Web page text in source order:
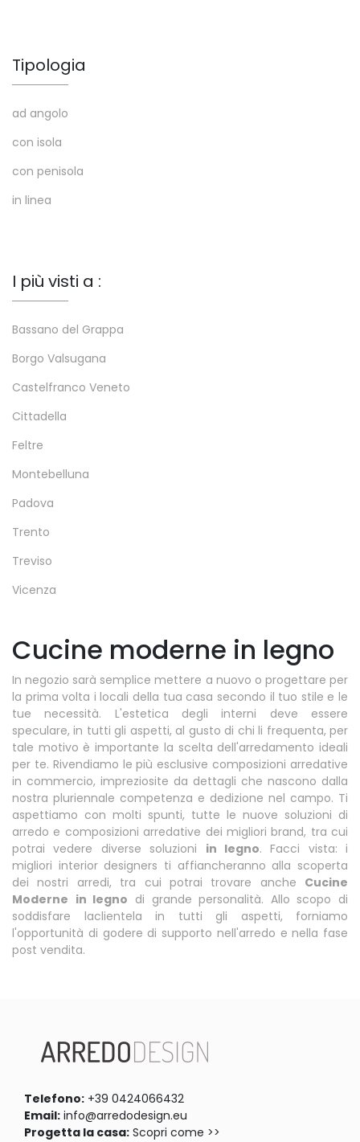
Tipologia
ad angolo
con isola
con penisola
in linea
I più visti a :
Bassano del Grappa
Borgo Valsugana
Castelfranco Veneto
Cittadella
Feltre
Montebelluna
Padova
Trento
Treviso
Vicenza
Cucine moderne in legno
In negozio sarà semplice mettere a nuovo o progettare per
la prima volta i locali della tua casa secondo il tuo stile e le
tue necessità. L'estetica degli interni deve essere
speculare, in tutti gli aspetti, al gusto di chi li frequenta, per
tale motivo è importante la scelta dell'arredamento ideali
per te. Rivendiamo le più esclusive composizioni arredative
in commercio, impreziosite da dettagli che nascono dalla
nostra pluriennale competenza e dedizione nel campo. Ti
aspettiamo con molti spunti, tutte le nuove soluzioni di
arredo e composizioni arredative dei migliori brand, tra cui
potrai vedere diverse soluzioni in legno. Facci vista: i
migliori interior designers ti affiancheranno alla scoperta
dei nostri arredi, tra cui potrai trovare anche Cucine
Moderne in legno di grande personalità. Allo scopo di
soddisfare laclientela in tutti gli aspetti, forniamo
l'opportunità di godere di supporto nell'arredo e nella fase
post vendita.
Telefono: +39 0424066432
Email: info@arredodesign.eu
Progetta la casa: Scopri come >>